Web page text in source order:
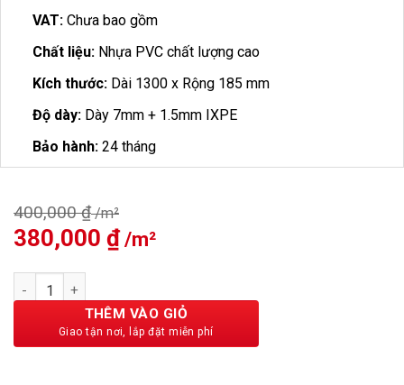
VAT: Chưa bao gồm
Chất liệu: Nhựa PVC chất lượng cao
Kích thước: Dài 1300 x Rộng 185 mm
Độ dày: Dày 7mm + 1.5mm IXPE
Bảo hành: 24 tháng
400,000₫
Giá
gốc
là:
400,000 ₫.
380,000 ₫
380,000 ₫.
Sàn Nhựa Hobi Wood 7mm HS77 số lượng
THÊM VÀO GIỎ